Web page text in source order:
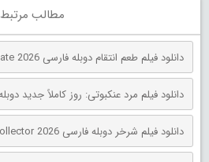
مطالب مرتبط
دانلود فیلم طعم انتقام دوبله فارسی One Spoon of Chocolate 2026
دانلود فیلم شرخر دوبله فارسی The Debt Collector 2026